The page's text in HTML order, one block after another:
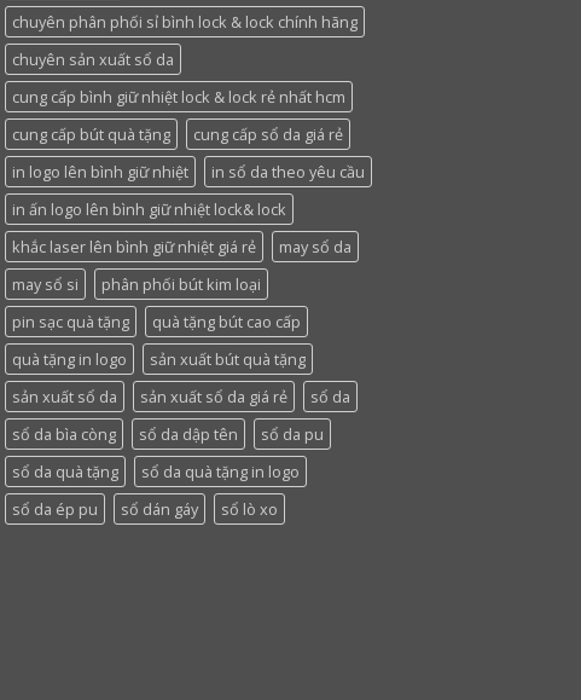
chuyên phân phối sỉ bình lock & lock chính hãng
chuyên sản xuất sổ da
cung cấp bình giữ nhiệt lock & lock rẻ nhất hcm
cung cấp bút quà tặng
cung cấp sổ da giá rẻ
in logo lên bình giữ nhiệt
in sổ da theo yêu cầu
in ấn logo lên bình giữ nhiệt lock& lock
khắc laser lên bình giữ nhiệt giá rẻ
may sổ da
may sổ si
phân phối bút kim loại
pin sạc quà tặng
quà tặng bút cao cấp
quà tặng in logo
sản xuất bút quà tặng
sản xuất sổ da
sản xuất sổ da giá rẻ
sổ da
sổ da bìa còng
sổ da dập tên
sổ da pu
sổ da quà tặng
sổ da quà tặng in logo
sổ da ép pu
sổ dán gáy sổ lò xo